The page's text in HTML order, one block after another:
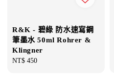
R&K - 碧綠 防水速寫鋼
筆墨水 50ml Rohrer &
Klingner
Regular
NT$ 450